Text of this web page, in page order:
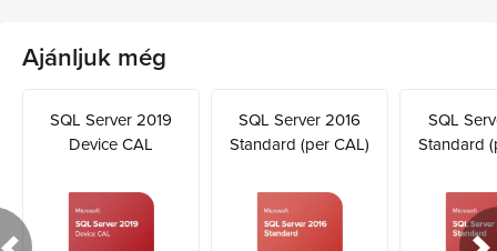
Ajánljuk még
SQL Server 2019
Device CAL
SQL Server 2016
Standard (per CAL)
SQL
Standard